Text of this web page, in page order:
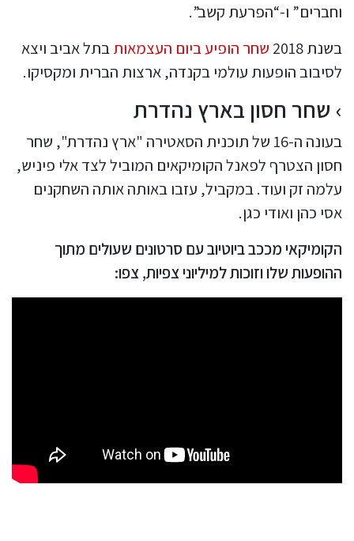
וחברים” ו-“הפרעת קשב”.
בשנת 2018
שחר הופיע ביום העצמאותבתל אביב ויצא
לסיבוב הופעות עולמי בקנדה, ארצות הברית ומקסיקו.
שחר חסון בארץ נהדרת
בעונה ה-16 של תוכנית הסאטירה "ארץ נהדרת", שחר
חסון הצטרף לפאנל הקומיקאים המוביל לצד אלי פיניש,
עלמה זק ועוד. במקביל, עזבו באותה אותה השחקנים
אסי כהן ואודי כגן.
הקומיקאי מככב ביוטיוב עם סרטונים שעולים מתוך
ההופעות שלו וזוכות למיליוני צפיות, צפו: